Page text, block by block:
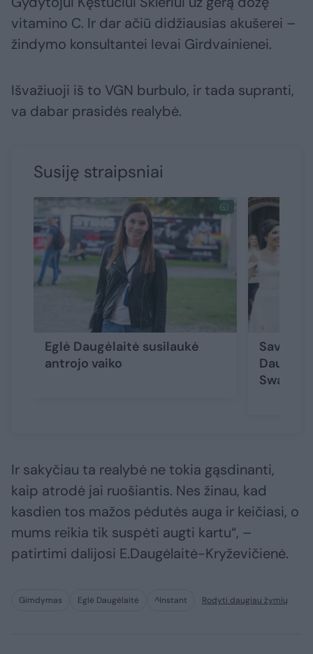
vitamino C. Ir dar ačiū didžiausias akušerei –
žindymo konsultantei Ievai Girdvainienei.
Išvažiuoji iš to VGN burbulo, ir tada supranti,
va dabar prasidės realybė.
Susiję straipsniai
Eglė Daugėlaitė susilaukė
antrojo vaiko
Swan
Ir sakyčiau ta realybė ne tokia gąsdinanti,
kaip atrodė jai ruošiantis. Nes žinau, kad
kasdien tos mažos pėdutės auga ir keičiasi, o
mums reikia tik suspėti augti kartu“, –
patirtimi dalijosi E.Daugėlaitė-Kryževičienė.
Gimdymas Eglė Daugėlaitė ^Instant Rodyti daugiau žymių